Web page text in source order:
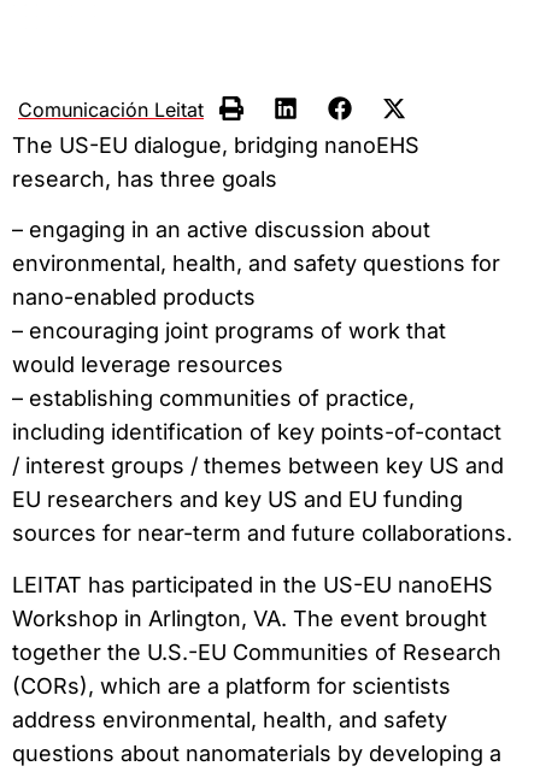
Comunicación Leitat
The US-EU dialogue, bridging nanoEHS
research, has three goals
– engaging in an active discussion about
environmental, health, and safety questions for
nano-enabled products
– encouraging joint programs of work that
would leverage resources
– establishing communities of practice,
including identification of key points-of-contact
/ interest groups / themes between key US and
EU researchers and key US and EU funding
sources for near-term and future collaborations.
LEITAT has participated in the US-EU nanoEHS
Workshop in Arlington, VA. The event brought
together the U.S.-EU Communities of Research
(CORs), which are a platform for scientists
address environmental, health, and safety
questions about nanomaterials by developing a